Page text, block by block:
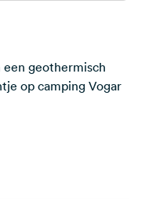
een geothermisch
op camping Vogar